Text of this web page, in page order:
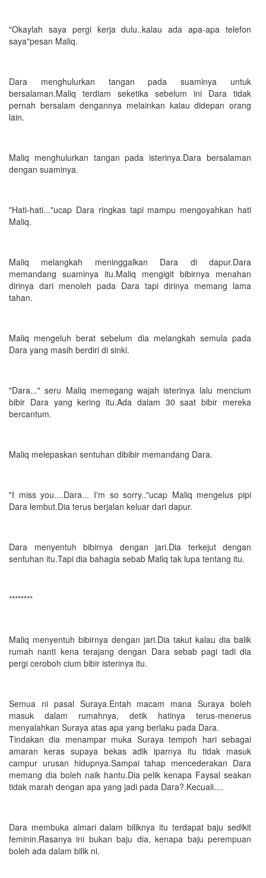
"Okaylah saya pergi kerja dulu..kalau ada apa-apa telefon
saya"pesan Maliq.
Dara menghulurkan tangan pada suaminya untuk
bersalaman.Maliq terdiam seketika sebelum ini Dara tidak
pernah bersalam dengannya melainkan kalau didepan orang
lain.
Maliq menghulurkan tangan pada isterinya.Dara bersalaman
dengan suaminya.
"Hati-hati..."ucap Dara ringkas tapi mampu mengoyahkan hati
Maliq.
Maliq melangkah meninggalkan Dara di dapur.Dara
memandang suaminya itu.Maliq mengigit bibirnya menahan
dirinya dari menoleh pada Dara tapi dirinya memang lama
tahan.
Maliq mengeluh berat sebelum dia melangkah semula pada
Dara yang masih berdiri di sinki.
"Dara..." seru Maliq memegang wajah isterinya lalu mencium
bibir Dara yang kering itu.Ada dalam 30 saat bibir mereka
bercantum.
Maliq melepaskan sentuhan dibibir memandang Dara.
"I miss you....Dara... I'm so sorry.."ucap Maliq mengelus pipi
Dara lembut.Dia terus berjalan keluar dari dapur.
Dara menyentuh bibirnya dengan jari.Dia terkejut dengan
sentuhan itu.Tapi dia bahagia sebab Maliq tak lupa tentang itu.
********
Maliq menyentuh bibirnya dengan jari.Dia takut kalau dia balik
rumah nanti kena terajang dengan Dara sebab pagi tadi dia
pergi ceroboh cium bibir isterinya itu.
Semua ni pasal Suraya.Entah macam mana Suraya boleh
masuk dalam rumahnya, detik hatinya terus-menerus
menyalahkan Suraya atas apa yang berlaku pada Dara.
Tindakan dia menampar muka Suraya tempoh hari sebagai
amaran keras supaya bekas adik iparnya itu tidak masuk
campur urusan hidupnya.Sampai tahap mencederakan Dara
memang dia boleh naik hantu.Dia pelik kenapa Faysal seakan
tidak marah dengan apa yang jadi pada Dara?.Kecuali....
Dara membuka almari dalam biliknya itu terdapat baju sedikit
feminin.Rasanya ini bukan baju dia, kenapa baju perempuan
boleh ada dalam bilik ni.